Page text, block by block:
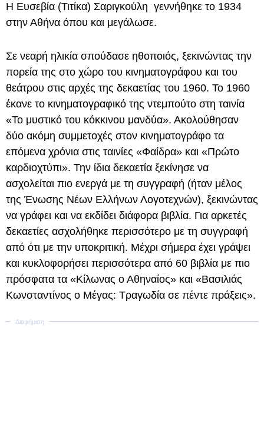
Η Ευσεβία (Τιτίκα) Σαριγκούλη γεννήθηκε το 1934
στην Αθήνα όπου και μεγάλωσε.
Σε νεαρή ηλικία σπούδασε ηθοποιός, ξεκινώντας την
πορεία της στο χώρο του κινηματογράφου και του
θεάτρου στις αρχές της δεκαετίας του 1960. Το 1960
έκανε το κινηματογραφικό της ντεμπούτο στη ταινία
«Το μυστικό του κόκκινου μανδύα». Ακολούθησαν
δύο ακόμη συμμετοχές στον κινηματογράφο τα
επόμενα χρόνια στις ταινίες «Φαίδρα» και «Πρώτο
καρδιοχτύπι». Την ίδια δεκαετία ξεκίνησε να
ασχολείται πιο ενεργά με τη συγγραφή (ήταν μέλος
της Ένωσης Νέων Ελλήνων Λογοτεχνών), ξεκινώντας
να γράφει και να εκδίδει διάφορα βιβλία. Για αρκετές
δεκαετίες ασχολήθηκε περισσότερο με τη συγγραφή
από ότι με την υποκριτική. Μέχρι σήμερα έχει γράψει
και κυκλοφορήσει περισσότερα από 60 βιβλία με πιο
πρόσφατα τα «Κίλωνας ο Αθηναίος» και «Βασιλιάς
Κωνσταντίνος ο Μέγας: Τραγωδία σε πέντε πράξεις».